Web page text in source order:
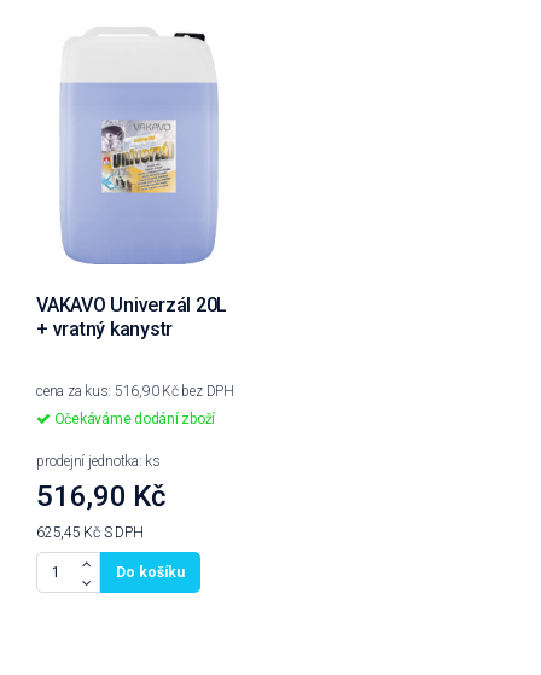
VAKAVO Univerzál 20L
+ vratný kanystr
cena za kus: 516,90 Kč bez DPH
Očekáváme dodání zboží
prodejní jednotka: ks
516,90 Kč
625,45 Kč S DPH
Do košíku